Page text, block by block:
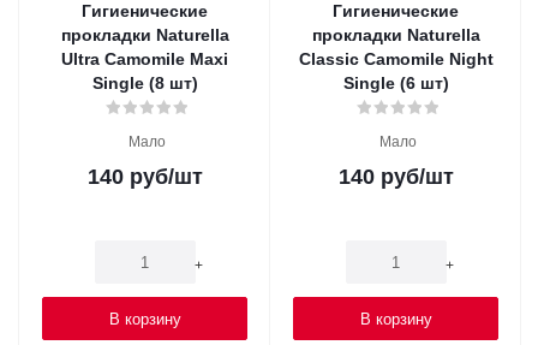
Гигиенические
прокладки Naturella
Ultra Camomile Maxi
Single (8 шт)
Мало
140руб/шт
+
В корзину
Гигиенические
прокладки Naturella
Classic Camomile Night
Single (6 шт)
Мало
140руб/шт
+
В корзину